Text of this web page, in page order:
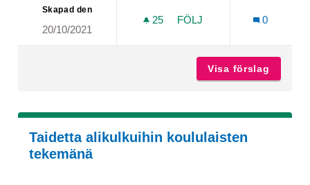
Skapad den
20/10/2021
25 25 FÖLJARE
FÖLJ
0
Visa förslag
Taidetta alikulkuihin koululaisten
tekemänä